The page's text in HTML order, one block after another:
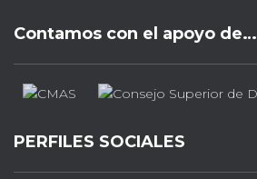
Contamos con el apoyo de…
PERFILES SOCIALES